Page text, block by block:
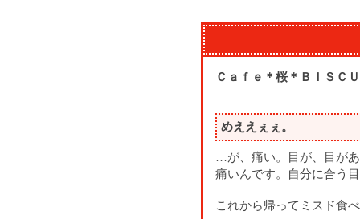
Ｃａｆｅ＊桜＊ＢＩＳＣ
めええぇぇ。
…が、痛い。目が、目が
痛いんです。自分に合う
これから帰ってミスド食